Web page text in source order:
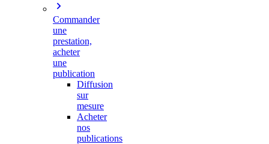
Commander
une
prestation,
acheter
une
publication
Diffusion
sur
mesure
Acheter
nos
publications